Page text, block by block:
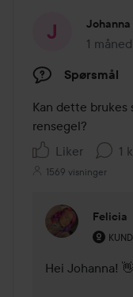
Johanna
1 måned
Spørsmål
Kan dette brukes
rensegel?
Liker
1
1569 visninger
Felicia
Hei Johanna!